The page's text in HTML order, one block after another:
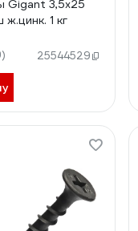
Gigant 3,5x25
ж.цинк. 1 кг
25544529